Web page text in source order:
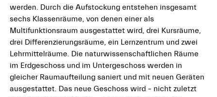
werden. Durch die Aufstockung entstehen insgesamt
sechs Klassenräume, von denen einer als
Multifunktionsraum ausgestattet wird, drei Kursräume,
drei Differenzierungsräume, ein Lernzentrum und zwei
Lehrmittelräume. Die naturwissenschaftlichen Räume
im Erdgeschoss und im Untergeschoss werden in
gleicher Raumaufteilung saniert und mit neuen Geräten
ausgestattet. Das neue Geschoss wird – nicht zuletzt